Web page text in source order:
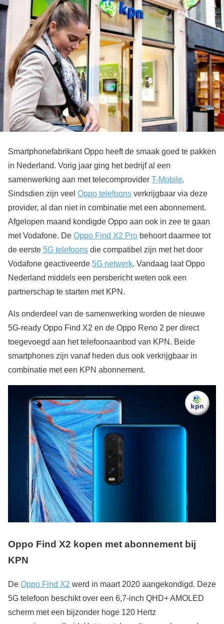
Smartphonefabrikant Oppo heeft de smaak goed te pakken
in Nederland. Vorig jaar ging het bedrijf al een
samenwerking aan met telecomprovider T-Mobile.
Sindsdien zijn veel Oppo telefoons verkrijgbaar via deze
provider, al dan niet in combinatie met een abonnement.
Afgelopen maand kondigde Oppo aan ook in zee te gaan
met Vodafone. De Oppo Find X2 Pro behoort daarmee tot
de eerste 5G telefoons die compatibel zijn met het door
Vodafone geactiveerde 5G netwerk. Vandaag laat Oppo
Nederland middels een persbericht weten ook een
partnerschap te starten met KPN.
Als onderdeel van de samenwerking worden de nieuwe
5G-ready Oppo Find X2 en de Oppo Reno 2 per direct
toegevoegd aan het telefoonaanbod van KPN. Beide
smartphones zijn vanaf heden dus ook verkrijgbaar in
combinatie met een KPN abonnement.
Oppo Find X2 kopen met abonnement bij
KPN
De Oppo Find X2 werd in maart 2020 aangekondigd. Deze
5G telefoon beschikt over een 6,7-inch QHD+ AMOLED
scherm met een bijzonder hoge 120 Hertz